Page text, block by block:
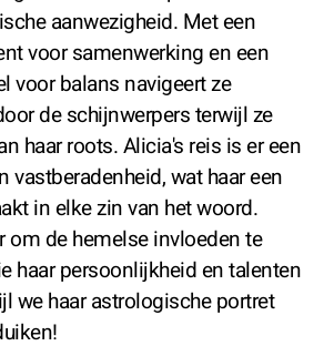
aanwezigheid. Met een
voor samenwerking en een
voor balans navigeert ze
de schijnwerpers terwijl ze
haar roots. Alicia's reis is er een
vastberadenheid, wat haar een
in elke zin van het woord.
om de hemelse invloeden te
haar persoonlijkheid en talenten
we haar astrologische portret